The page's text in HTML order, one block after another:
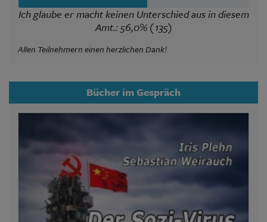
Ich glaube er macht keinen Unterschied aus in diesem
Amt.: 56,0% (135)
Allen Teilnehmern einen herzlichen Dank!
Bücher im Gespräch